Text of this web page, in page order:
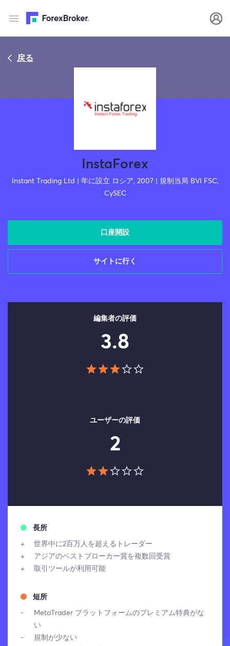
戻る
InstaForex
Instant Trading Ltd | 年に設立 ロシア, 2007 | 規制当局 BVI FSC,
CySEC
口座開設
サイトに行く
編集者の評価
3.8
ユーザーの評価
2
長所
世界中に2百万人を超えるトレーダー
アジアのベストブローカー賞を複数回受賞
取引ツールが利用可能
短所
MetaTrader プラットフォームのプレミアム特典がな
い
規制が少ない